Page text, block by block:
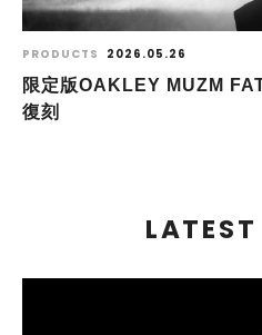
PRODUCTS 2026.05.26
限定版OAKLEY MUZM
復刻